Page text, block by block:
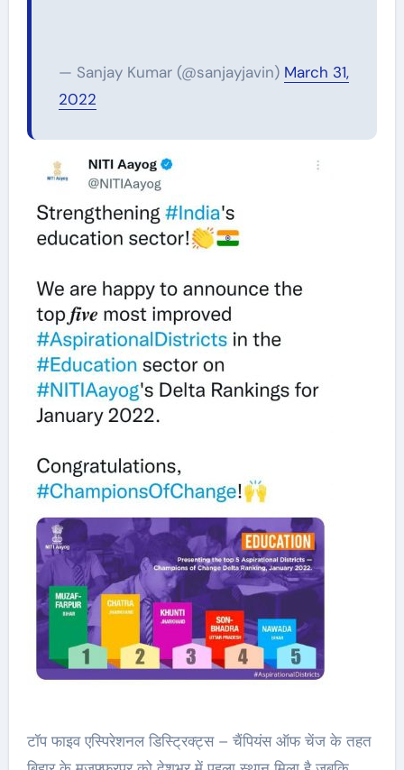
— Sanjay Kumar (@sanjayjavin) March 31,
2022
टॉप फाइव एस्पिरेशनल डिस्ट्रिक्ट्स – चैंपियंस ऑफ चेंज के तहत